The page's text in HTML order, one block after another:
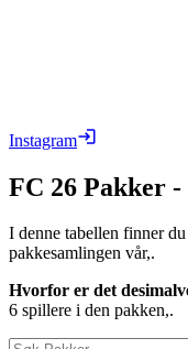
Instagram
FC 26 Pakker -
I denne tabellen finner
pakkesamlingen vår,.
Hvorfor er det
6 spillere i den pakken,.